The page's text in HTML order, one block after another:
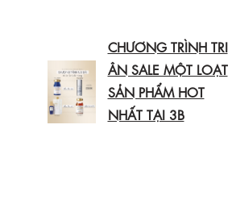
CHƯƠNG TRÌNH TRI
ÂN SALE MỘT LOẠT
SẢN PHẨM HOT
NHẤT TẠI 3B